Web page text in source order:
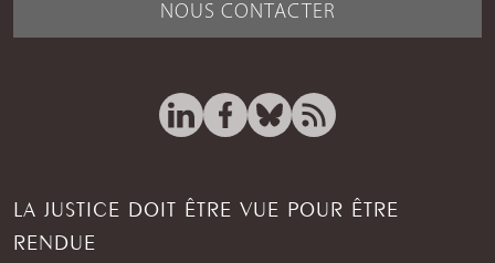
NOUS CONTACTER
LA JUSTICE DOIT ÊTRE VUE POUR ÊTRE
RENDUE